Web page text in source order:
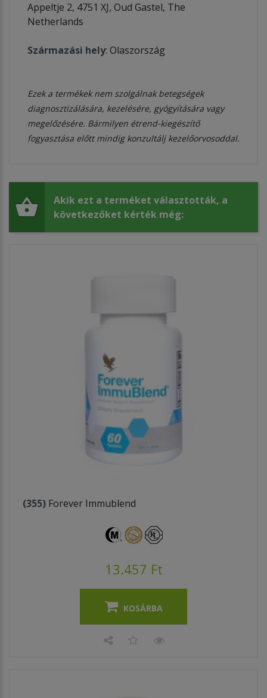
Appeltje 2, 4751 XJ, Oud Gastel, The
Netherlands
Származási hely: Olaszország
Ezek a termékek nem szolgálnak betegségek
diagnosztizálására, kezelésére, gyógyítására vagy
megelőzésére. Bármilyen étrend-kiegészítő
fogyasztása előtt mindig konzultálj kezelőorvosoddal.
Akik ezt a terméket választották, a
következőket kérték még:
(355) Forever Immublend
13.457 Ft
KOSÁRBA